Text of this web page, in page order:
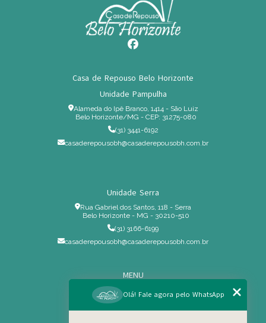
Casa de Repouso Belo Horizonte
Unidade Pampulha
Alameda do Ipê Branco, 1414 - São Luiz
Belo Horizonte/MG - CEP: 31275-080
(31) 3441-6192
casaderepousobh@casaderepousobh.com.br
Unidade Serra
Rua Gabriel dos Santos, 118 - Serra
Belo Horizonte - MG - 30210-510
(31) 3166-6199
casaderepousobh@casaderepousobh.com.br
MENU
Home
Institucional
Olá! Fale agora pelo WhatsApp